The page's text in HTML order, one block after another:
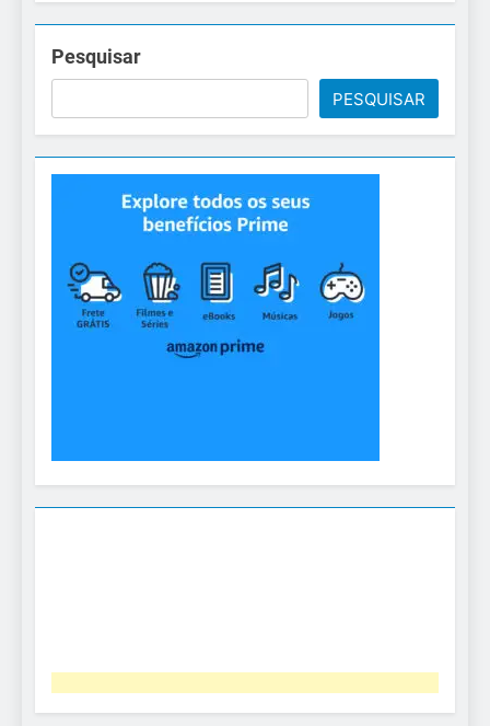
Pesquisar
PESQUISAR